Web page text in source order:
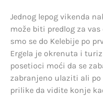
Jednog lepog vikenda
može biti predlog za
smo se do Kelebije po
Ergela je okrenuta i
posetioci moći da se
zabranjeno ulaziti ali
prilike da vidite konje